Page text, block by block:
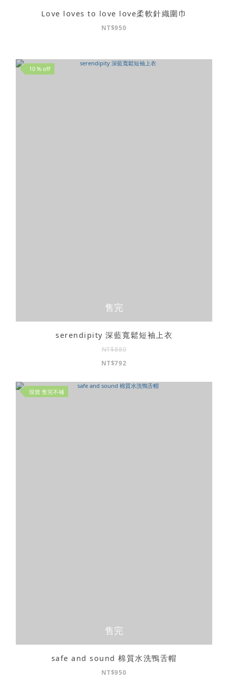
Love loves to love love柔軟針織圍巾
NT$950
10 % off
售完
serendipity 深藍寬鬆短袖上衣
NT$880
NT$792
現貨 售完不補
售完
safe and sound 棉質水洗鴨舌帽
NT$950